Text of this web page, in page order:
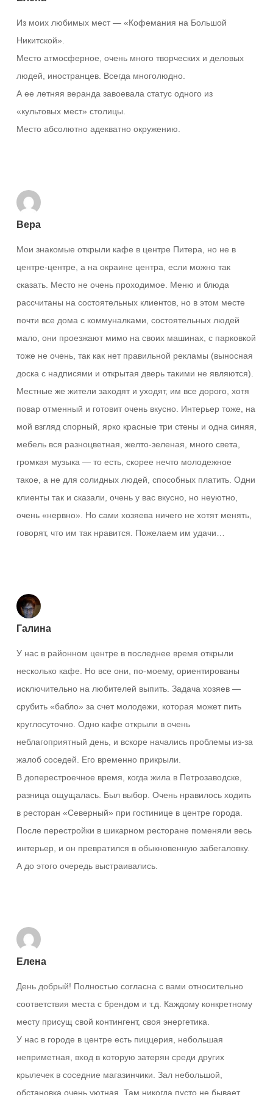
Из моих любимых мест — «Кофемания на Большой
Никитской».
Место атмосферное, очень много творческих и деловых
людей, иностранцев. Всегда многолюдно.
А ее летняя веранда завоевала статус одного из
«культовых мест» столицы.
Место абсолютно адекватно окружению.
Вера
Мои знакомые открыли кафе в центре Питера, но не в
центре-центре, а на окраине центра, если можно так
сказать. Место не очень проходимое. Меню и блюда
рассчитаны на состоятельных клиентов, но в этом месте
почти все дома с коммуналками, состоятельных людей
мало, они проезжают мимо на своих машинах, с парковкой
тоже не очень, так как нет правильной рекламы (выносная
доска с надписями и открытая дверь такими не являются).
Местные же жители заходят и уходят, им все дорого, хотя
повар отменный и готовит очень вкусно. Интерьер тоже, на
мой взгляд спорный, ярко красные три стены и одна синяя,
мебель вся разноцветная, желто-зеленая, много света,
громкая музыка — то есть, скорее нечто молодежное
такое, а не для солидных людей, способных платить. Одни
клиенты так и сказали, очень у вас вкусно, но неуютно,
очень «нервно». Но сами хозяева ничего не хотят менять,
говорят, что им так нравится. Пожелаем им удачи…
Галина
У нас в районном центре в последнее время открыли
несколько кафе. Но все они, по-моему, ориентированы
исключительно на любителей выпить. Задача хозяев —
срубить «бабло» за счет молодежи, которая может пить
круглосуточно. Одно кафе открыли в очень
неблагоприятный день, и вскоре начались проблемы из-за
жалоб соседей. Его временно прикрыли.
В доперестроечное время, когда жила в Петрозаводске,
разница ощущалась. Был выбор. Очень нравилось ходить
в ресторан «Северный» при гостинице в центре города.
После перестройки в шикарном ресторане поменяли весь
интерьер, и он превратился в обыкновенную забегаловку.
А до этого очередь выстраивались.
Елена
День добрый! Полностью согласна с вами относительно
соответствия места с брендом и т.д. Каждому конкретному
месту присущ свой контингент, своя энергетика.
У нас в городе в центре есть пиццерия, небольшая
неприметная, вход в которую затерян среди других
крылечек в соседние магазинчики. Зал небольшой,
обстановка очень уютная. Там никогда пусто не бывает,